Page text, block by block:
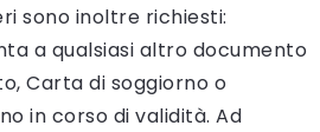
sono inoltre richiesti:
a qualsiasi altro documento
Carta di soggiorno o
in corso di validità. Ad